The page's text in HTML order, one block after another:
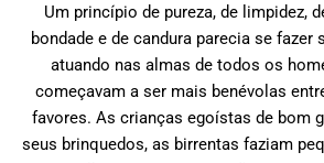
Um princípio de pureza, de limpidez,
bondade e de candura parecia se fazer
atuando nas almas de todos os
começavam a ser mais benévolas
favores. As crianças egoístas de bom
seus brinquedos, as birrentas faziam